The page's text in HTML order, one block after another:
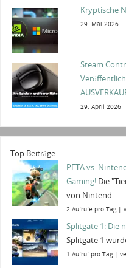
Kryptische
29. Mai 2026
Steam
29. April 2026
Top Beiträge
PETA vs.
Gaming! Die
von Nintend...
2 Aufrufe pro Tag|
Splitgate 1: Die
Splitgate 1
1 Aufruf pro Tag|